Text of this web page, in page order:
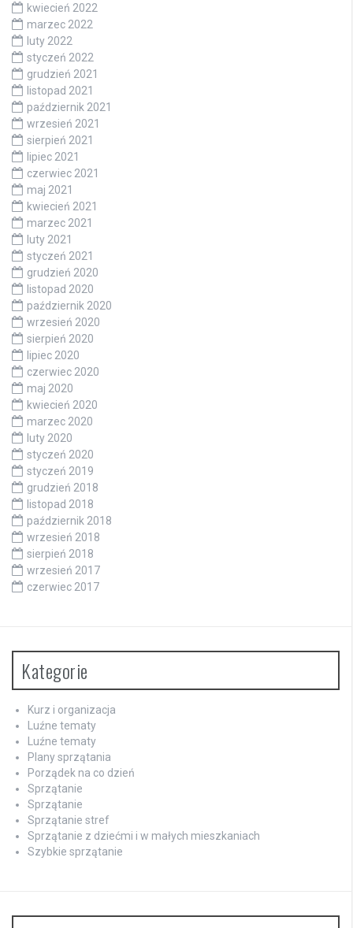
kwiecień 2022
marzec 2022
luty 2022
styczeń 2022
grudzień 2021
listopad 2021
październik 2021
wrzesień 2021
sierpień 2021
lipiec 2021
czerwiec 2021
maj 2021
kwiecień 2021
marzec 2021
luty 2021
styczeń 2021
grudzień 2020
listopad 2020
październik 2020
wrzesień 2020
sierpień 2020
lipiec 2020
czerwiec 2020
maj 2020
kwiecień 2020
marzec 2020
luty 2020
styczeń 2020
styczeń 2019
grudzień 2018
listopad 2018
październik 2018
wrzesień 2018
sierpień 2018
wrzesień 2017
czerwiec 2017
Kategorie
Kurz i organizacja
Luźne tematy
Luźne tematy
Plany sprzątania
Porządek na co dzień
Sprzątanie
Sprzątanie
Sprzątanie stref
Sprzątanie z dziećmi i w małych mieszkaniach
Szybkie sprzątanie